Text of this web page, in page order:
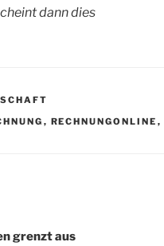
dann dies
, RECHNUNGONLINE ,
grenzt aus